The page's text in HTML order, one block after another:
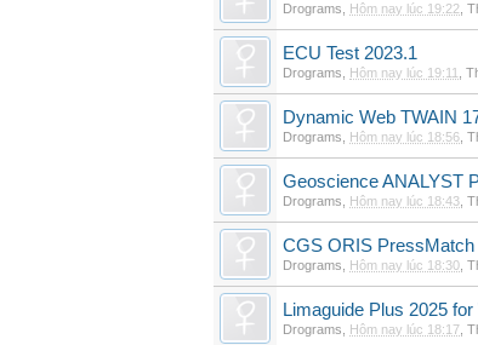
Drograms Hôm nay lúc 19:22
ECU Test 2023.1
Drograms Hôm nay lúc 19:11
Dynamic Web TWAIN
Drograms Hôm nay lúc 18:56
Geoscience ANALYST
Drograms Hôm nay lúc 18:43
CGS ORIS PressMatch
Drograms Hôm nay lúc 18:30
Limaguide Plus 2025
Drograms Hôm nay lúc 18:17